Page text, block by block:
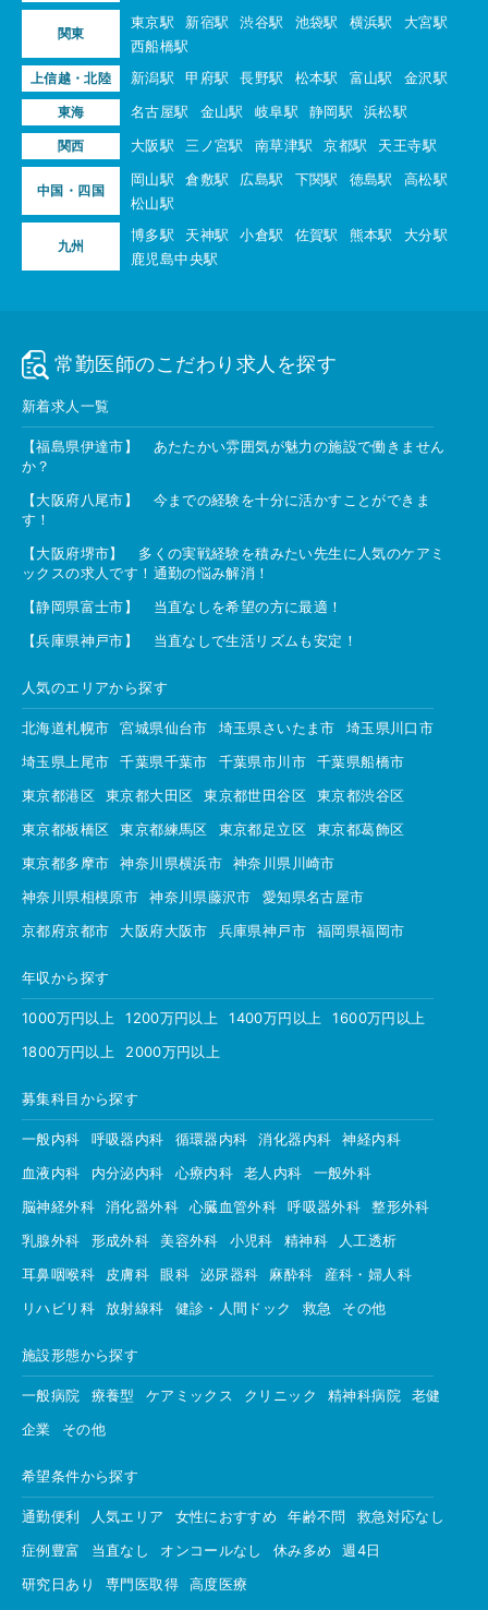
関東
東京駅 新宿駅 渋谷駅 池袋駅 横浜駅
大宮駅
西船橋駅
上信越・北陸 新潟駅 甲府駅 長野駅 松本駅 富山駅 金沢駅
東海 名古屋駅 金山駅 岐阜駅 静岡駅 浜松駅
関西 大阪駅 三ノ宮駅 南草津駅 京都駅 天王寺駅
中国・四国
岡山駅 倉敷駅 広島駅 下関駅 徳島駅
高松駅
松山駅
九州
博多駅 天神駅 小倉駅 佐賀駅 熊本駅
大分駅
鹿児島中央駅
常勤医師のこだわり求人を探す
新着求人一覧
【福島県伊達市】 あたたかい雰囲気が魅力の施設で働きません
か？
【大阪府八尾市】 今までの経験を十分に活かすことができま
す！
【大阪府堺市】 多くの実戦経験を積みたい先生に人気のケアミ
ックスの求人です！通勤の悩み解消！
【静岡県富士市】 当直なしを希望の方に最適！
【兵庫県神戸市】 当直なしで生活リズムも安定！
人気のエリアから探す
北海道札幌市 宮城県仙台市 埼玉県さいたま市
埼玉県川口市
埼玉県上尾市
千葉県千葉市 千葉県市川市
千葉県船橋市
東京都港区
東京都大田区 東京都世田谷区
東京都渋谷区
東京都板橋区
東京都練馬区 東京都足立区
東京都葛飾区
東京都多摩市
神奈川県横浜市
神奈川県川崎市
神奈川県相模原市
神奈川県藤沢市
愛知県名古屋市
京都府京都市
大阪府大阪市 兵庫県神戸市 福岡県福岡市
年収から探す
1000万円以上 1200万円以上 1400万円以上
1600万円以上
1800万円以上
2000万円以上
募集科目から探す
一般内科 呼吸器内科 循環器内科 消化器内科
神経内科
血液内科
内分泌内科 心療内科 老人内科
一般外科
脳神経外科
消化器外科 心臓血管外科 呼吸器外科
整形外科
乳腺外科
形成外科 美容外科 小児科 精神科
人工透析
耳鼻咽喉科
皮膚科 眼科 泌尿器科 麻酔科
産科・婦人科
リハビリ科
放射線科 健診・人間ドック 救急 その他
施設形態から探す
一般病院 療養型 ケアミックス クリニック 精神科病院
老健
企業
その他
希望条件から探す
通勤便利 人気エリア 女性におすすめ 年齢不問
救急対応なし
症例豊富
当直なし オンコールなし 休み多め
週4日
研究日あり
専門医取得 高度医療